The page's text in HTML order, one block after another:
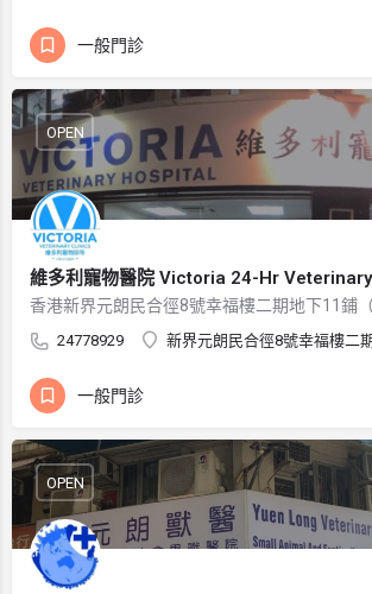
一般門診
維多利寵物醫院 Victoria 24-Hr
24778929 新界元朗民合徑8號幸福樓二
OPEN
一般門診
OPEN